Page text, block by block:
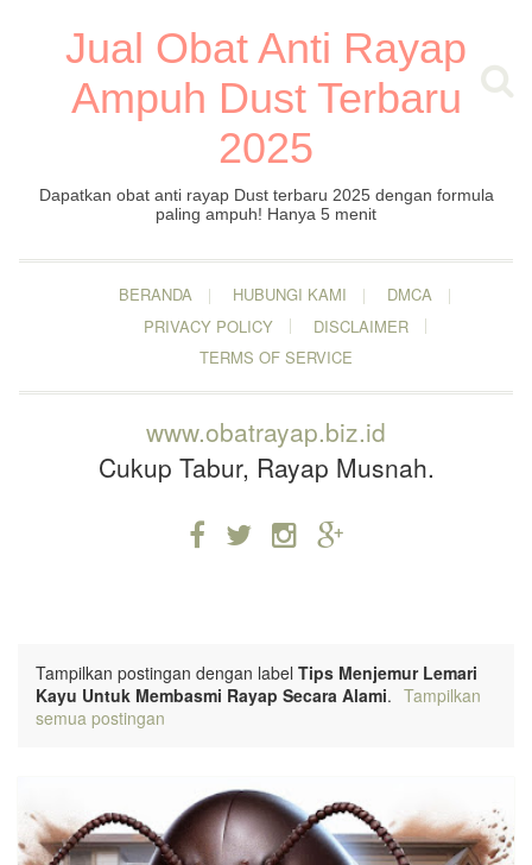
Jual Obat Anti Rayap
Ampuh Dust Terbaru
2025
Dapatkan obat anti rayap Dust terbaru 2025 dengan formula
paling ampuh! Hanya 5 menit
BERANDA HUBUNGI KAMI
DMCA
PRIVACY POLICY
DISCLAIMER
TERMS OF SERVICE
www.obatrayap.biz.id
Cukup Tabur, Rayap Musnah.
Tampilkan postingan dengan label Tips Menjemur Lemari
Kayu Untuk Membasmi Rayap Secara Alami. Tampilkan
semua postingan